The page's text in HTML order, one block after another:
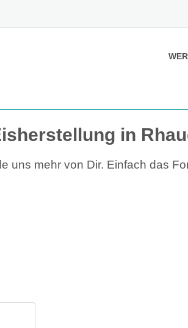
in
uns mehr von Dir. Einfach das